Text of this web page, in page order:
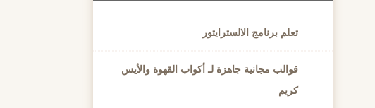
تعلم برنامج الالسترايتور
قوالب مجانية جاهزة لـ أكواب القهوة والأيس
كريم